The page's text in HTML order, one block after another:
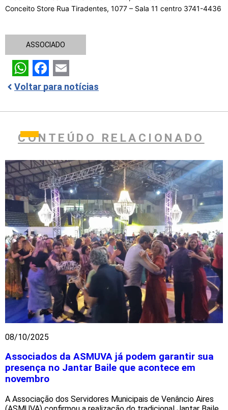
Conceito Store Rua Tiradentes, 1077 – Sala 11 centro 3741-4436
ASSOCIADO
WhatsApp
Facebook
Email
Voltar para notícias
CONTEÚDO RELACIONADO
08/10/2025
Associados da ASMUVA já podem garantir sua
presença no Jantar Baile que acontece em
novembro
A Associação dos Servidores Municipais de Venâncio Aires